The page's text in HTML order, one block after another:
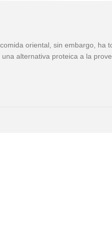
oriental, sin embargo, ha
alternativa proteica a la